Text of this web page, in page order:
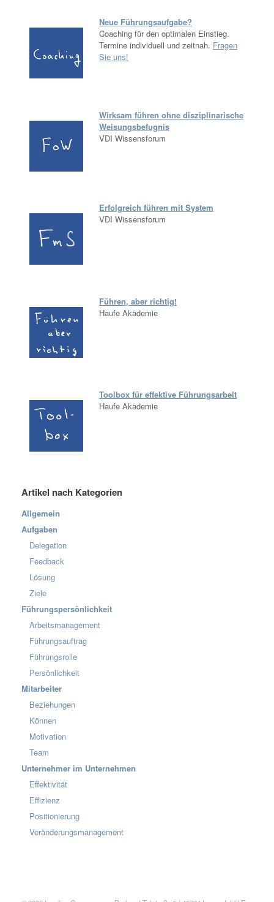
Neue Führungsaufgabe?
Coaching für den optimalen Einstieg.
Termine individuell und zeitnah. Fragen
Sie uns!
Wirksam führen ohne disziplinarische
Weisungsbefugnis
VDI Wissensforum
Erfolgreich führen mit System
VDI Wissensforum
Führen, aber richtig!
Haufe Akademie
Toolbox für effektive Führungsarbeit
Haufe Akademie
Artikel nach Kategorien
Allgemein
Aufgaben
Delegation
Feedback
Lösung
Ziele
Führungspersönlichkeit
Arbeitsmanagement
Führungsauftrag
Führungsrolle
Persönlichkeit
Mitarbeiter
Beziehungen
Können
Motivation
Team
Unternehmer im Unternehmen
Effektivität
Effizienz
Positionierung
Veränderungsmanagement